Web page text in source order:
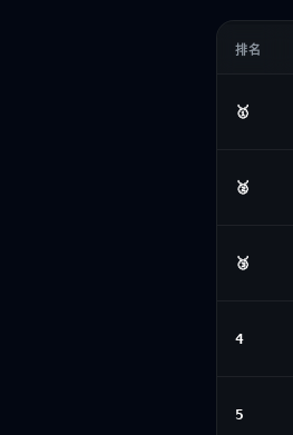
排名
🥇
🥈
🥉
4
5